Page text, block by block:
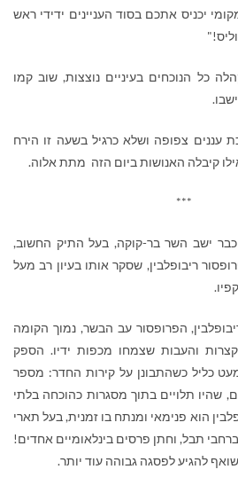
יכניס אתכם בסוד העניינים ידידי ראש
כל הנוכחים בעיניים נוצצות, שוב קמו
עננים צפופה ושלא כרגיל בשעה זו הירח
קיבלה האנושות ביום הזה מתת אלוה.
ישב השר בר-קוקה, בעל התיק החשוב,
ריבופלבין, שסקר אותו בעיון רב מעל
הפרופסור עב הבשר, נמוך הקומה
והעבות שצמחו מכפות ידיו. הספק
כליל כשהתבונן על קירות החדר: מספר
שהיו תלויים בתוך מסגרות כהוכחה בלתי
הוא פנימאי ומנתח בו זמנית, בעל תארי
תבל, וחתן פרסים בינלאומיים אחדים!
שואף להגיע לפסגה גבוהה עוד יותר.